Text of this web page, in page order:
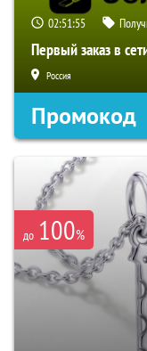
02:51:54
Первый заказ в
Россия
Промокод
до 100%